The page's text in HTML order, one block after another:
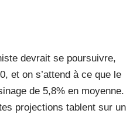
devrait se poursuivre,
et on s’attend à ce que le
de 5,8% en moyenne.
projections tablent sur un